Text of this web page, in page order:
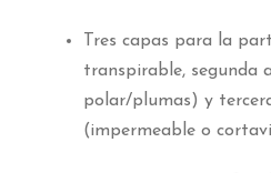
Tres capas para la
transpirable, segunda
polar/plumas) y
(impermeable o